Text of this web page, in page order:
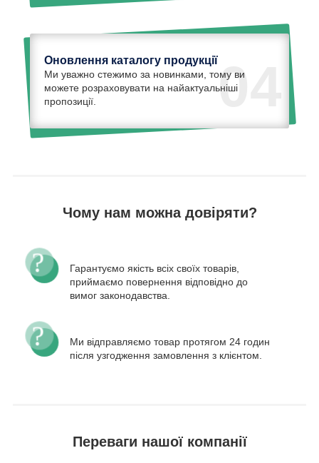
04
Оновлення каталогу продукції
Ми уважно стежимо за новинками, тому ви
можете розраховувати на найактуальніші
пропозиції.
Чому нам можна довіряти?
Гарантуємо якість всіх своїх товарів,
приймаємо повернення відповідно до
вимог законодавства.
Ми відправляємо товар протягом 24 годин
після узгодження замовлення з клієнтом.
Переваги нашої компанії